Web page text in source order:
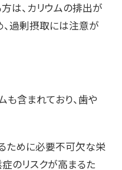
は、カリウムの排出が
、過剰摂取には注意が
含まれており、歯や
ために必要不可欠な栄
のリスクが高まるた